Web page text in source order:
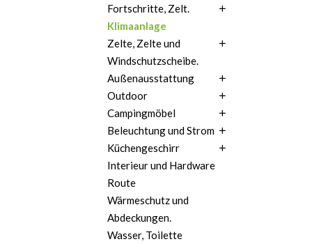
Fortschritte, Zelt.
Klimaanlage
Zelte, Zelte und
Windschutzscheibe.
Außenausstattung
Outdoor
Campingmöbel
Beleuchtung und Strom
Küchengeschirr
Interieur und Hardware
Route
Wärmeschutz und
Abdeckungen.
Wasser, Toilette